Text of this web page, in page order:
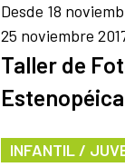
Desde 18
25 noviembre
Taller de
Estenopéica
INFANTIL /